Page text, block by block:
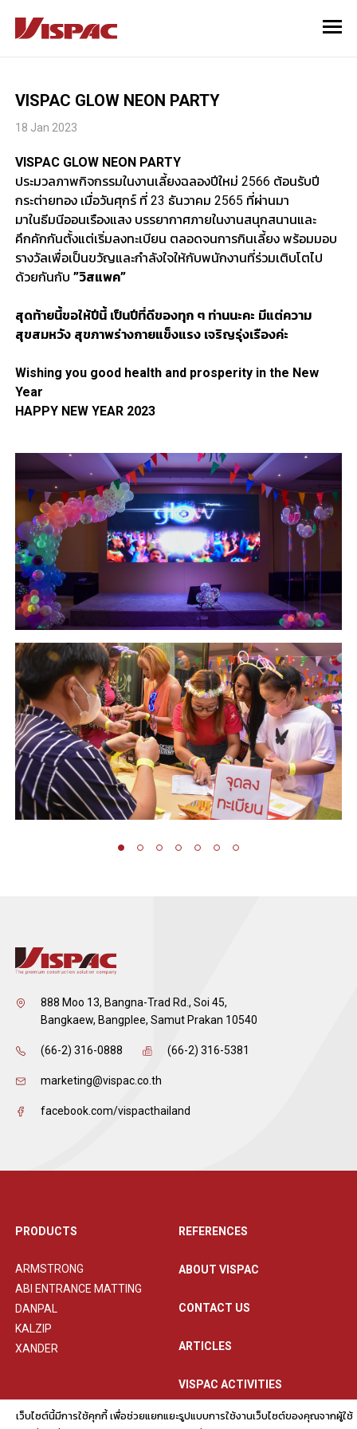
VISPAC GLOW NEON PARTY
18 Jan 2023
VISPAC GLOW NEON PARTY
ประมวลภาพกิจกรรมในงานเลี้ยงฉลองปีใหม่ 2566 ต้อนรับปี
กระต่ายทอง เมื่อวันศุกร์ ที่ 23 ธันวาคม 2565 ที่ผ่านมา
มาในธีมนีออนเรืองแสง บรรยากาศภายในงานสนุกสนานและ
คึกคักกันตั้งแต่เริ่มลงทะเบียน ตลอดจนการกินเลี้ยง พร้อมมอบ
รางวัลเพื่อเป็นขวัญและกำลังใจให้กับพนักงานที่ร่วมเติบโตไป
ด้วยกันกับ ”วิสแพค”
สุดท้ายนี้ขอให้ปีนี้ เป็นปีที่ดีของทุก ๆ ท่านนะคะ มีแต่ความ
สุขสมหวัง สุขภาพร่างกายแข็งแรง เจริญรุ่งเรืองค่ะ
Wishing you good health and prosperity in the New
Year
HAPPY NEW YEAR 2023
888 Moo 13, Bangna-Trad Rd., Soi 45,
Bangkaew, Bangplee, Samut Prakan 10540
(66-2) 316-0888 (66-2) 316-5381
marketing@vispac.co.th
facebook.com/vispacthailand
PRODUCTS
ARMSTRONG
ABI ENTRANCE MATTING
DANPAL
KALZIP
XANDER
REFERENCES
ABOUT VISPAC
CONTACT US
ARTICLES
VISPAC ACTIVITIES
PRIVACY POLICY
เว็บไซต์นี้มีการใช้คุกกี้ เพื่อช่วยแยกแยะรูปแบบการใช้งานเว็บไซต์ของคุณจากผู้ใช้